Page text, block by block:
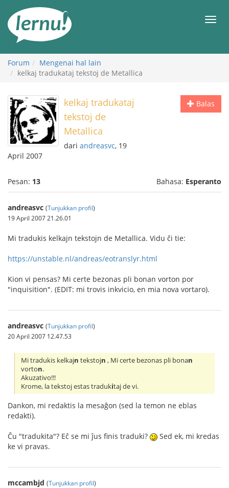
daftar
Forum
Mengenai hal lain
kelkaj tradukataj tekstoj de Metallica
Balas
kelkaj tradukataj
tekstoj de
Metallica
dari andreasvc, 19
April 2007
Pesan: 13 Bahasa: Esperanto
andreasvc (Tunjukkan profil)
19 April 2007 21.26.01
Mi tradukis kelkajn tekstojn de Metallica. Vidu ĉi tie:
https://unstable.nl/andreas/eotranslyr.html
Kion vi pensas? Mi certe bezonas pli bonan vorton por
"inquisition". (EDIT: mi trovis inkvicio, en mia nova vortaro).
andreasvc (Tunjukkan profil)
20 April 2007 12.47.53
Mi tradukis kelkajn tekstojn , Mi certe bezonas pli bonan
vorton.
Akuzativo!!!
Krome, la tekstoj estas tradukitaj de vi.
Dankon, mi redaktis la mesaĝon (sed la temon ne eblas
redakti).
Ĉu "tradukita"? Eĉ se mi ĵus finis traduki?
Sed ek, mi kredas
ke vi pravas.
mccambjd (Tunjukkan profil)